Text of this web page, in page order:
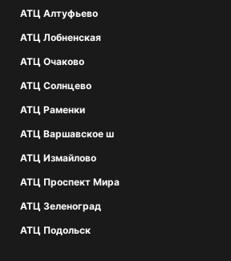
АТЦ Алтуфьево
АТЦ Лобненская
АТЦ Очаково
АТЦ Солнцево
АТЦ Раменки
АТЦ Варшавское ш
АТЦ Измайлово
АТЦ Проспект Мира
АТЦ Зеленоград
АТЦ Подольск